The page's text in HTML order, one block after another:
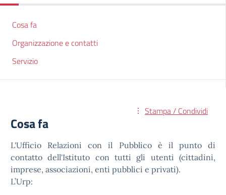
Cosa fa
Organizzazione e contatti
Servizio
Stampa / Condividi
Cosa fa
L'Ufficio Relazioni con il Pubblico è il punto di
contatto dell'Istituto con tutti gli utenti (cittadini,
imprese, associazioni, enti pubblici e privati).
L’Urp: